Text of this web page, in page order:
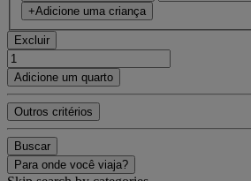
+Adicione uma criança
Excluir
Adicione um quarto
Outros critérios
Buscar
Para onde você viaja?